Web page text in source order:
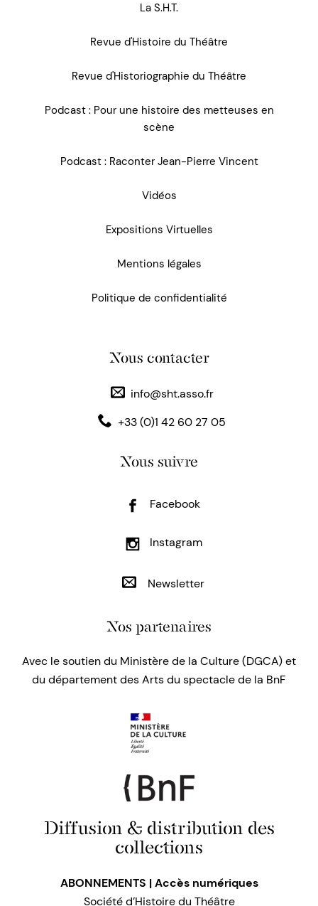
La S.H.T.
Revue d'Histoire du Théâtre
Revue d'Historiographie du Théâtre
Podcast : Pour une histoire des metteuses en
scène
Podcast : Raconter Jean-Pierre Vincent
Vidéos
Expositions Virtuelles
Mentions légales
Politique de confidentialité
Nous contacter
info@sht.asso.fr
+33 (0)1 42 60 27 05
Nous suivre
Facebook
Instagram
Newsletter
Nos partenaires
Avec le soutien du Ministère de la Culture (DGCA) et
du département des Arts du spectacle de la BnF
Diffusion & distribution des
collections
ABONNEMENTS | Accès numériques
Société d’Histoire du Théâtre